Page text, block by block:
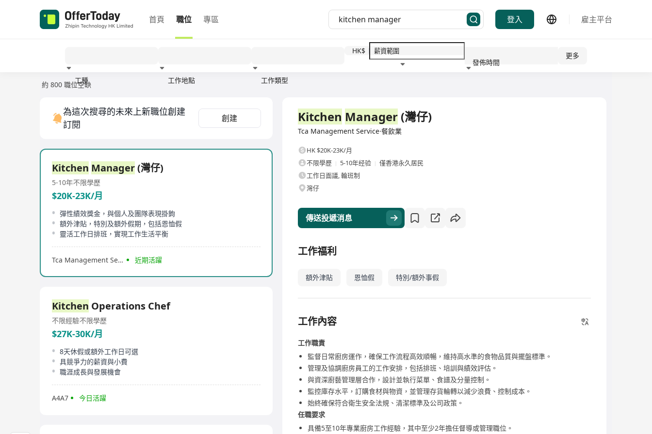
首頁 職位 專區 登入 雇主平台
工種 工作地點 工作類型
HK$
發佈時間
更多
約 800 職位空缺
為這次搜尋的未來上新職位創建
訂閱
創建
Kitchen Manager(灣仔)
5-10年不限學歷
$20K-23K/月
彈性績效獎金，與個人及團隊表現掛鉤
額外津貼，特別及額外假期，包括恩恤假
靈活工作日排班，實現工作生活平衡
Tca Management Service 近期活躍
Kitchen Operations Chef
不限經驗不限學歷
$27K-30K/月
8天休假或額外工作日可選
具競爭力的薪資與小費
職涯成長與發展機會
A4A7 今日活躍
Kitchen Manager (灣仔)
Tca Management Service·餐飲業
HK $20K-23K/月
不限學歷
5-10年经验
僅香港永久居民
工作日面議, 輪班制
灣仔
傳送投遞消息
工作福利
額外津貼 恩恤假 特別/額外事假
工作內容
工作職責
監督日常廚房運作，確保工作流程高效順暢，維持高水準的食物品質與擺盤標準。
管理及協調廚房員工的工作安排，包括排班、培訓與績效評估。
與資深廚藝管理層合作，設計並執行菜單、食譜及分量控制。
監控庫存水平，訂購食材與物資，並管理存貨輪轉以減少浪費、控制成本。
始終確保符合衛生安全法規、清潔標準及公司政策。
任職要求
具備5至10年專業廚房工作經驗，其中至少2年擔任督導或管理職位。